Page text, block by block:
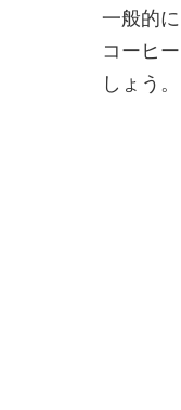
一般的
コーヒ
しょう。